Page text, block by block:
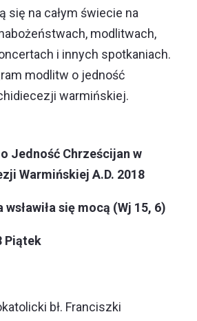
się na całym świecie na
modlitwach,
i innych spotkaniach.
modlitw o jedność
warmińskiej.
Jedność Chrześcijan w
Warmińskiej A.D. 2018
się mocą (Wj 15, 6)
Piątek
bł. Franciszki